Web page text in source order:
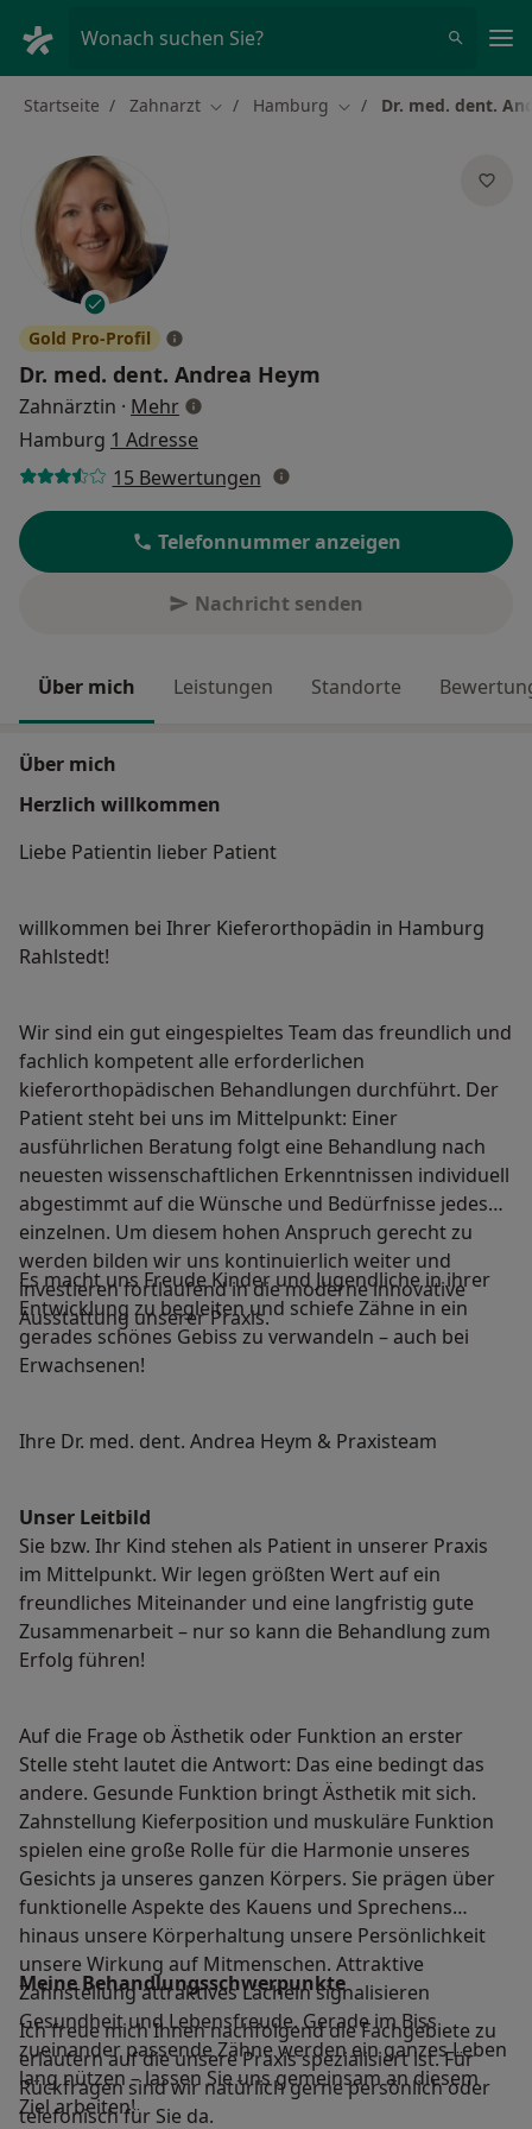
Wonach suchen Sie?
Startseite Zahnarzt Stadt ändern
Hamburg Stadt ändern
Dr. med. dent.
Gold Pro-Profil
Dr. med. dent. Andrea Heym
Zahnärztin · Mehrüber Spezialisierungen
Hamburg 1 Adresse
15 Bewertungen
Telefonnummer anzeigen
Nachricht senden
Über mich Leistungen Standorte
Über mich
Herzlich willkommen
Liebe Patientin lieber Patient
willkommen bei Ihrer Kieferorthopädin in Hamburg
Rahlstedt!
Wir sind ein gut eingespieltes Team das freundlich und
fachlich kompetent alle erforderlichen
kieferorthopädischen Behandlungen durchführt. Der
Patient steht bei uns im Mittelpunkt: Einer
ausführlichen Beratung folgt eine Behandlung nach
neuesten wissenschaftlichen Erkenntnissen individuell
abgestimmt auf die Wünsche und Bedürfnisse jedes
einzelnen. Um diesem hohen Anspruch gerecht zu
werden bilden wir uns kontinuierlich weiter und
investieren fortlaufend in die moderne innovative
Ausstattung unserer Praxis.
Es macht uns Freude Kinder und Jugendliche in ihrer
Entwicklung zu begleiten und schiefe Zähne in ein
gerades schönes Gebiss zu verwandeln – auch bei
Erwachsenen!
Ihre Dr. med. dent. Andrea Heym & Praxisteam
Unser Leitbild
Sie bzw. Ihr Kind stehen als Patient in unserer Praxis
im Mittelpunkt. Wir legen größten Wert auf ein
freundliches Miteinander und eine langfristig gute
Zusammenarbeit – nur so kann die Behandlung zum
Erfolg führen!
Auf die Frage ob Ästhetik oder Funktion an erster
Stelle steht lautet die Antwort: Das eine bedingt das
andere. Gesunde Funktion bringt Ästhetik mit sich.
Zahnstellung Kieferposition und muskuläre Funktion
spielen eine große Rolle für die Harmonie unseres
Gesichts ja unseres ganzen Körpers. Sie prägen über
funktionelle Aspekte des Kauens und Sprechens
hinaus unsere Körperhaltung unsere Persönlichkeit
unsere Wirkung auf Mitmenschen. Attraktive
Zahnstellung attraktives Lächeln signalisieren
Gesundheit und Lebensfreude. Gerade im Biss
zueinander passende Zähne werden ein ganzes Leben
lang nützen – lassen Sie uns gemeinsam an diesem
Ziel arbeiten!
Meine Behandlungs­schwerpunkte
Ich freue mich Ihnen nachfolgend die Fachgebiete zu
erläutern auf die unsere Praxis spezialisiert ist. Für
Rückfragen sind wir natürlich gerne persönlich oder
telefonisch für Sie da.